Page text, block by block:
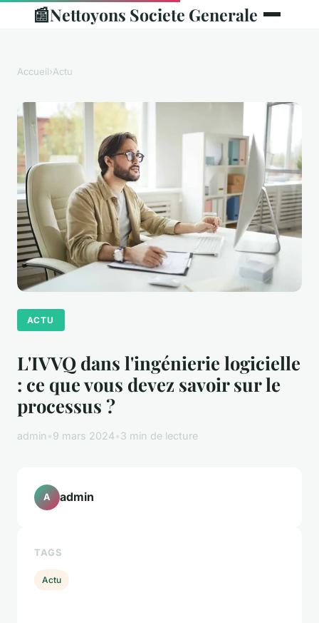
📰Nettoyons Societe Generale
Accueil›Actu
ACTU
L'IVVQ dans l'ingénierie logicielle
: ce que vous devez savoir sur le
processus ?
admin •9 mars 2024•3 min de lecture
A admin
TAGS
Actu